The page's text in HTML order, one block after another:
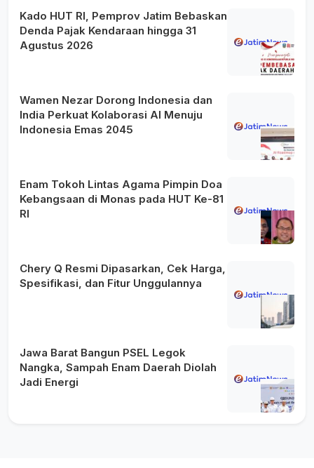
Kado HUT RI, Pemprov Jatim Bebaskan
Denda Pajak Kendaraan hingga 31
Agustus 2026
Wamen Nezar Dorong Indonesia dan
India Perkuat Kolaborasi AI Menuju
Indonesia Emas 2045
Enam Tokoh Lintas Agama Pimpin Doa
Kebangsaan di Monas pada HUT Ke-81
RI
Chery Q Resmi Dipasarkan, Cek Harga,
Spesifikasi, dan Fitur Unggulannya
Jawa Barat Bangun PSEL Legok
Nangka, Sampah Enam Daerah Diolah
Jadi Energi